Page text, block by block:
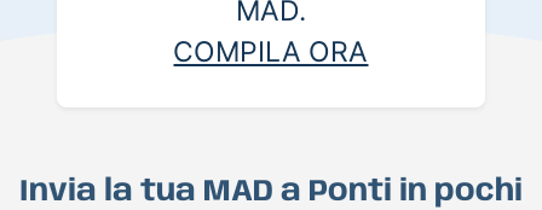
MAD.
COMPILA ORA
Invia la tua MAD a Ponti in pochi